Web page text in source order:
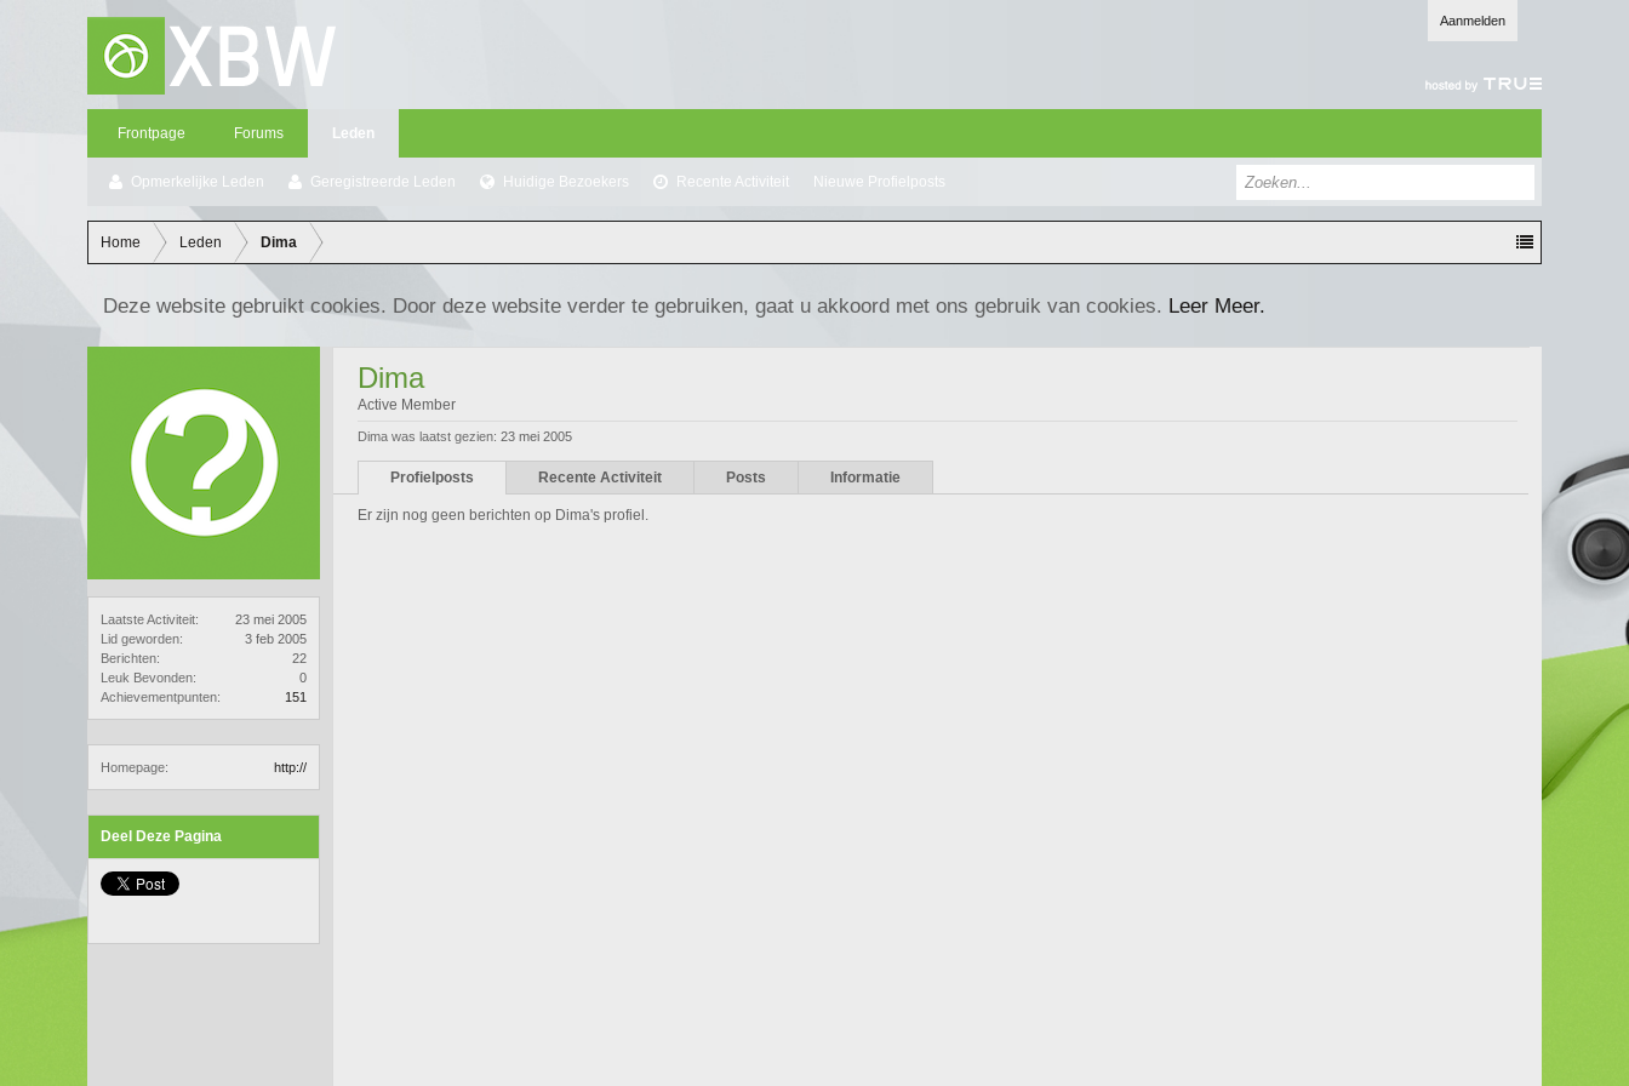
Aanmelden
Frontpage Forums Leden
Opmerkelijke Leden Geregistreerde Leden Huidige Bezoekers Recente Activiteit Nieuwe Profielposts
Home Leden Dima
Deze website gebruikt cookies. Door deze website verder te gebruiken, gaat u akkoord met ons gebruik van cookies. Leer Meer.
Laatste Activiteit:
23 mei 2005
Lid geworden:
3 feb 2005
Berichten:
22
Leuk Bevonden:
0
Achievementpunten:
151
Homepage: http://
Deel Deze Pagina
Dima
Active Member
Dima was laatst gezien: 23 mei 2005
Profielposts Recente Activiteit Posts Informatie
Er zijn nog geen berichten op Dima's profiel.